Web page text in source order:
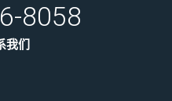
8058
我们